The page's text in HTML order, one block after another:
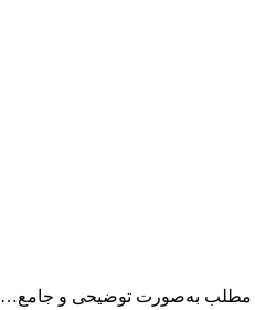
مطلب به‌صورت توضیحی و جامع…